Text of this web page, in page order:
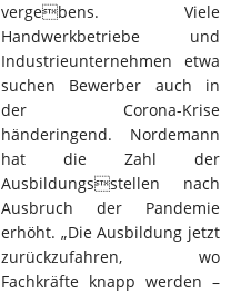
vergebens. Viele
Handwerkbetriebe und
Industrieunternehmen etwa
suchen Bewerber auch in
der Corona-Krise
händeringend. Nordemann
hat die Zahl der
Ausbildungsstellen nach
Ausbruch der Pandemie
erhöht. „Die Ausbildung jetzt
zurückzufahren, wo
Fachkräfte knapp werden –